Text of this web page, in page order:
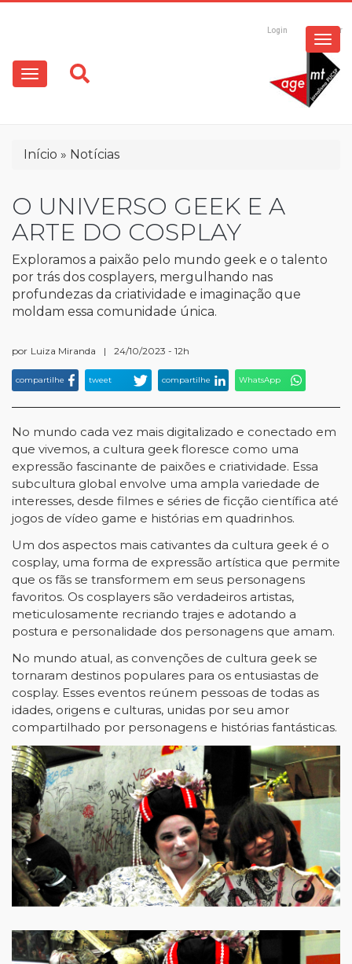
conteúdo
principal
Login Registrar
Main
navigation
Trilha
navegação
Início Notícias
O UNIVERSO GEEK E A
ARTE DO COSPLAY
Exploramos a paixão pelo mundo geek e o talento
por trás dos cosplayers, mergulhando nas
profundezas da criatividade e imaginação que
moldam essa comunidade única.
por Luiza Miranda | 24/10/2023 - 12h
compartilhe tweet compartilhe WhatsApp
No mundo cada vez mais digitalizado e conectado em
que vivemos, a cultura geek floresce como uma
expressão fascinante de paixões e criatividade. Essa
subcultura global envolve uma ampla variedade de
interesses, desde filmes e séries de ficção científica até
jogos de vídeo game e histórias em quadrinhos.
Um dos aspectos mais cativantes da cultura geek é o
cosplay, uma forma de expressão artística que permite
que os fãs se transformem em seus personagens
favoritos. Os cosplayers são verdadeiros artistas,
meticulosamente recriando trajes e adotando a
postura e personalidade dos personagens que amam.
No mundo atual, as convenções de cultura geek se
tornaram destinos populares para os entusiastas de
cosplay. Esses eventos reúnem pessoas de todas as
idades, origens e culturas, unidas por seu amor
compartilhado por personagens e histórias fantásticas.